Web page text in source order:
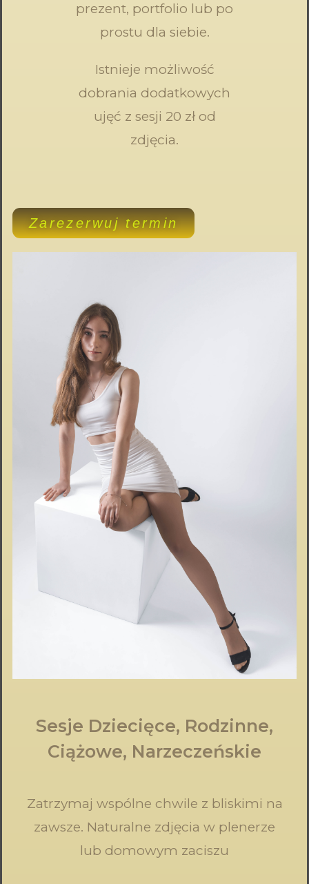
prezent, portfolio lub po
prostu dla siebie.
Istnieje możliwość
dobrania dodatkowych
ujęć z sesji 20 zł od
zdjęcia.
Zarezerwuj termin
Sesje Dziecięce, Rodzinne,
Ciążowe, Narzeczeńskie
Zatrzymaj wspólne chwile z bliskimi na
zawsze. Naturalne zdjęcia w plenerze
lub domowym zaciszu